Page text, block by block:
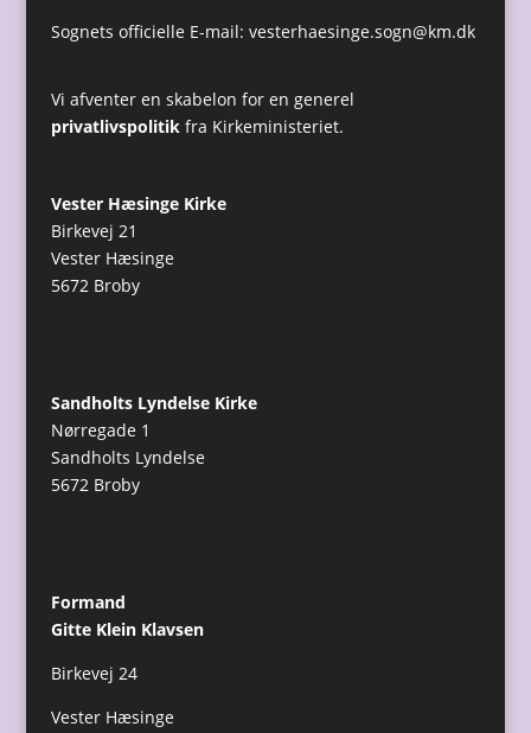
Sognets officielle E-mail: vesterhaesinge.sogn@km.dk
Vi afventer en skabelon for en generel
privatlivspolitikfra Kirkeministeriet.
Vester Hæsinge Kirke
Birkevej 21
Vester Hæsinge
5672 Broby
Sandholts Lyndelse Kirke
Nørregade 1
Sandholts Lyndelse
5672 Broby
Formand
Gitte Klein Klavsen
Birkevej 24
Vester Hæsinge